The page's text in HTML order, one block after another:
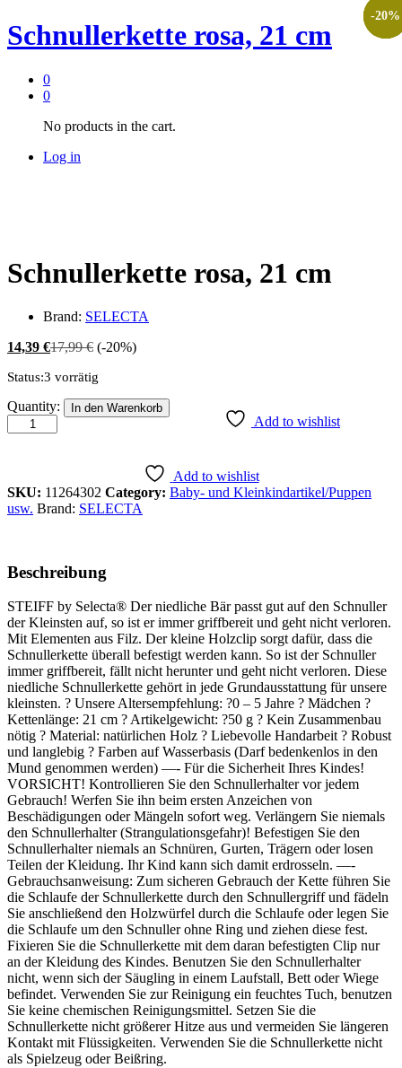
Schnullerkette rosa, 21 cm
0
0
No products in the cart.
Log in
Schnullerkette rosa, 21 cm
Brand: SELECTA
14,39 €17,99€ (-20%)
Status:3 vorrätig
Schnullerkette
rosa,
21
Quantity: In den Warenkorb
Add to wishlist
Add to wishlist
SKU: 11264302 Category: Baby- und Kleinkindartikel/Puppen
usw. Brand: SELECTA
Beschreibung
STEIFF by Selecta® Der niedliche Bär passt gut auf den Schnuller
der Kleinsten auf, so ist er immer griffbereit und geht nicht verloren.
Mit Elementen aus Filz. Der kleine Holzclip sorgt dafür, dass die
Schnullerkette überall befestigt werden kann. So ist der Schnuller
immer griffbereit, fällt nicht herunter und geht nicht verloren. Diese
niedliche Schnullerkette gehört in jede Grundausstattung für unsere
kleinsten. ? Unsere Altersempfehlung: ?0 – 5 Jahre ? Mädchen ?
Kettenlänge: 21 cm ? Artikelgewicht: ?50 g ? Kein Zusammenbau
nötig ? Material: natürlichen Holz ? Liebevolle Handarbeit ? Robust
und langlebig ? Farben auf Wasserbasis (Darf bedenkenlos in den
Mund genommen werden) —- Für die Sicherheit Ihres Kindes!
VORSICHT! Kontrollieren Sie den Schnullerhalter vor jedem
Gebrauch! Werfen Sie ihn beim ersten Anzeichen von
Beschädigungen oder Mängeln sofort weg. Verlängern Sie niemals
den Schnullerhalter (Strangulationsgefahr)! Befestigen Sie den
Schnullerhalter niemals an Schnüren, Gurten, Trägern oder losen
Teilen der Kleidung. Ihr Kind kann sich damit erdrosseln. —-
Gebrauchsanweisung: Zum sicheren Gebrauch der Kette führen Sie
die Schlaufe der Schnullerkette durch den Schnullergriff und fädeln
Sie anschließend den Holzwürfel durch die Schlaufe oder legen Sie
die Schlaufe um den Schnuller ohne Ring und ziehen diese fest.
Fixieren Sie die Schnullerkette mit dem daran befestigten Clip nur
an der Kleidung des Kindes. Benutzen Sie den Schnullerhalter
nicht, wenn sich der Säugling in einem Laufstall, Bett oder Wiege
befindet. Verwenden Sie zur Reinigung ein feuchtes Tuch, benutzen
Sie keine chemischen Reinigungsmittel. Setzen Sie die
Schnullerkette nicht größerer Hitze aus und vermeiden Sie längeren
Kontakt mit Flüssigkeiten. Verwenden Sie die Schnullerkette nicht
als Spielzeug oder Beißring.
-20%
-20%
-20%
-20%